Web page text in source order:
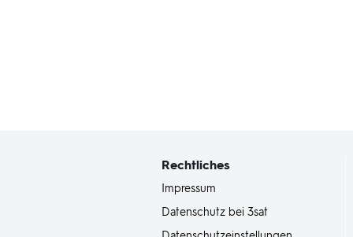
Rechtliches
Impressum
Datenschutz bei 3sat